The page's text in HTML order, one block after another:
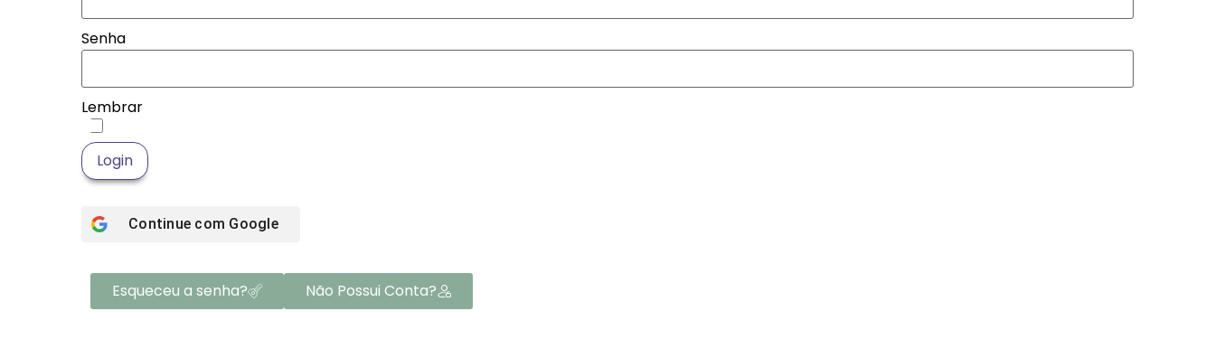
Senha
Lembrar
Login
Continue com Google
Esqueceu a senha? Não Possui Conta?